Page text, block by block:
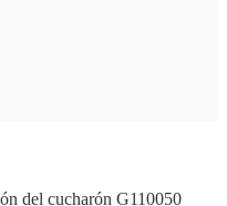
del cucharón G110050